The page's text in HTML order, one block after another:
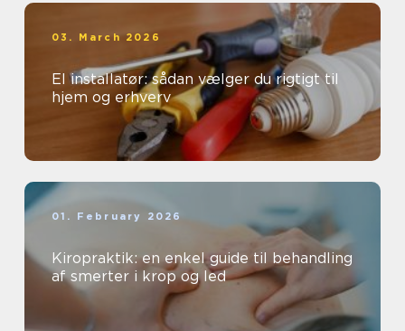
03. March 2026
El installatør: sådan vælger du rigtigt til
hjem og erhverv
01. February 2026
Kiropraktik: en enkel guide til behandling
af smerter i krop og led